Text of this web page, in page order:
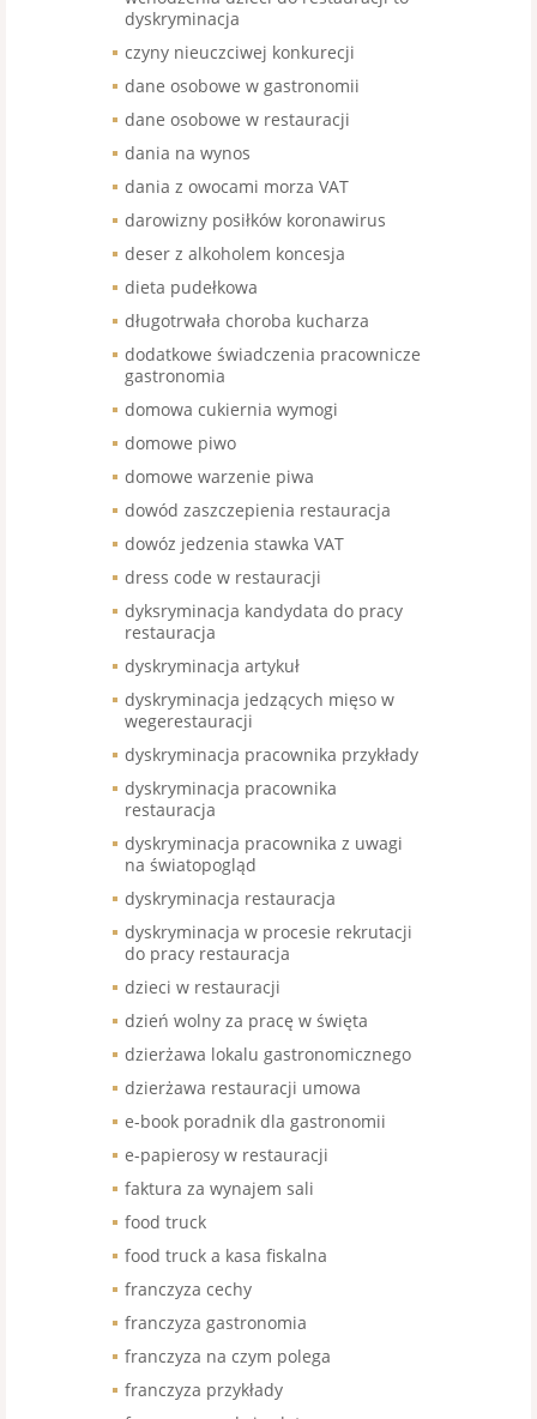
dyskryminacja
czyny nieuczciwej konkurecji
dane osobowe w gastronomii
dane osobowe w restauracji
dania na wynos
dania z owocami morza VAT
darowizny posiłków koronawirus
deser z alkoholem koncesja
dieta pudełkowa
długotrwała choroba kucharza
dodatkowe świadczenia pracownicze
gastronomia
domowa cukiernia wymogi
domowe piwo
domowe warzenie piwa
dowód zaszczepienia restauracja
dowóz jedzenia stawka VAT
dress code w restauracji
dyksryminacja kandydata do pracy
restauracja
dyskryminacja artykuł
dyskryminacja jedzących mięso w
wegerestauracji
dyskryminacja pracownika przykłady
dyskryminacja pracownika
restauracja
dyskryminacja pracownika z uwagi
na światopogląd
dyskryminacja restauracja
dyskryminacja w procesie rekrutacji
do pracy restauracja
dzieci w restauracji
dzień wolny za pracę w święta
dzierżawa lokalu gastronomicznego
dzierżawa restauracji umowa
e-book poradnik dla gastronomii
e-papierosy w restauracji
faktura za wynajem sali
food truck
food truck a kasa fiskalna
franczyza cechy
franczyza gastronomia
franczyza na czym polega
franczyza przykłady